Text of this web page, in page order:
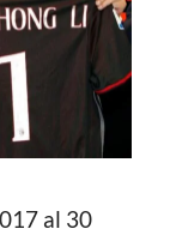
al 30